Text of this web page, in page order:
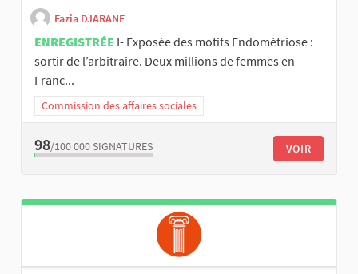
Fazia DJARANE
ENREGISTRÉE I- Exposée des motifs Endométriose :
sortir de l’arbitraire. Deux millions de femmes en
Franc...
Commission des affaires sociales
98/100 000 SIGNATURES VOIR